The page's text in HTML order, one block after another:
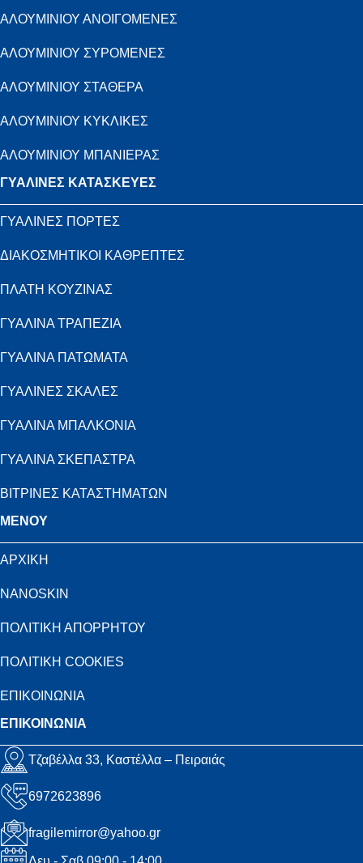
ΑΛΟΥΜΙΝΙΟΥ ΑΝΟΙΓΟΜΕΝΕΣ
ΑΛΟΥΜΙΝΙΟΥ ΣΥΡΟΜΕΝΕΣ
ΑΛΟΥΜΙΝΙΟΥ ΣΤΑΘΕΡΑ
ΑΛΟΥΜΙΝΙΟΥ ΚΥΚΛΙΚΕΣ
ΑΛΟΥΜΙΝΙΟΥ ΜΠΑΝΙΕΡΑΣ
ΓΥΑΛΙΝΕΣ ΚΑΤΑΣΚΕΥΕΣ
ΓΥΑΛΙΝΕΣ ΠΟΡΤΕΣ
ΔΙΑΚΟΣΜΗΤΙΚΟΙ ΚΑΘΡΕΠΤΕΣ
ΠΛΑΤΗ ΚΟΥΖΙΝΑΣ
ΓΥΑΛΙΝΑ ΤΡΑΠΕΖΙΑ
ΓΥΑΛΙΝΑ ΠΑΤΩΜΑΤΑ
ΓΥΑΛΙΝΕΣ ΣΚΑΛΕΣ
ΓΥΑΛΙΝΑ ΜΠΑΛΚΟΝΙΑ
ΓΥΑΛΙΝΑ ΣΚΕΠΑΣΤΡΑ
ΒΙΤΡΙΝΕΣ ΚΑΤΑΣΤΗΜΑΤΩΝ
MENOY
ΑΡΧΙΚΗ
NANOSKIN
ΠΟΛΙΤΙΚΗ ΑΠΟΡΡΗΤΟΥ
ΠΟΛΙΤΙΚΗ COOKIES
ΕΠΙΚΟΙΝΩΝΙΑ
ΕΠΙΚΟΙΝΩΝΙΑ
Τζαβέλλα 33, Καστέλλα – Πειραιάς
6972623896
fragilemirror@yahoo.gr